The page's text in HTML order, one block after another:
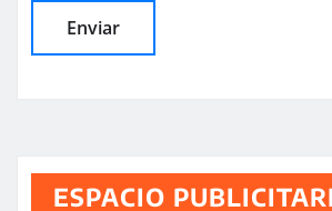
ESPACIO